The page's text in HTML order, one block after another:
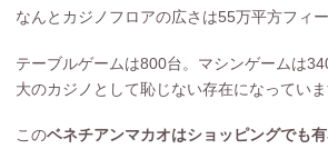
なんとカジノフロアの広さは55万平方フィ
テーブルゲームは800台。マシンゲームは
大のカジノとして恥じない存在になっていま
このベネチアンマカオはショッピングでも有